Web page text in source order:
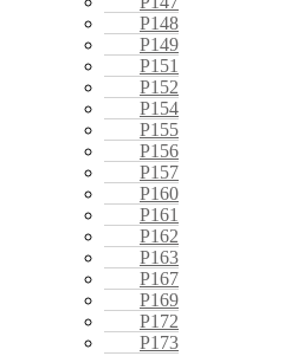
P148
P149
P151
P152
P154
P155
P156
P157
P160
P161
P162
P163
P167
P169
P172
P173